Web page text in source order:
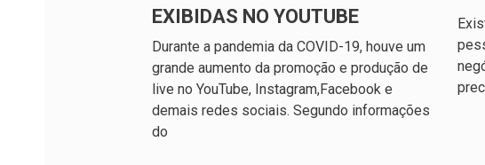
EXIBIDAS NO YOUTUBE
Durante a pandemia da COVID-19, houve um
grande aumento da promoção e produção de
live no YouTube, Instagram,Facebook e
demais redes sociais. Segundo informações
do